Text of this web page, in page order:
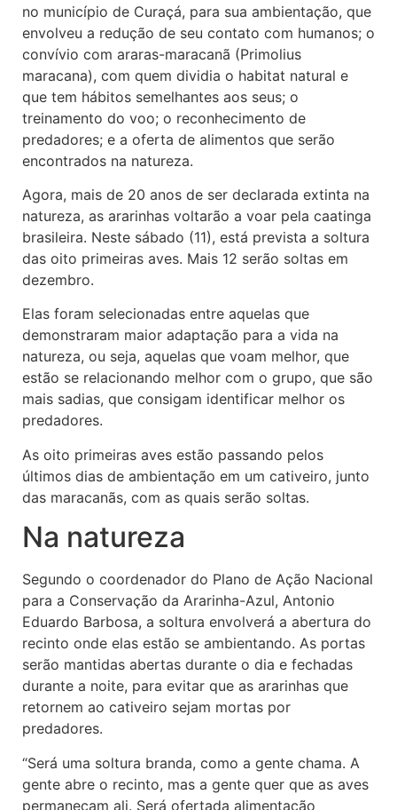
no município de Curaçá, para sua ambientação, que
envolveu a redução de seu contato com humanos; o
convívio com araras-maracanã (Primolius
maracana), com quem dividia o habitat natural e
que tem hábitos semelhantes aos seus; o
treinamento do voo; o reconhecimento de
predadores; e a oferta de alimentos que serão
encontrados na natureza.
Agora, mais de 20 anos de ser declarada extinta na
natureza, as ararinhas voltarão a voar pela caatinga
brasileira. Neste sábado (11), está prevista a soltura
das oito primeiras aves. Mais 12 serão soltas em
dezembro.
Elas foram selecionadas entre aquelas que
demonstraram maior adaptação para a vida na
natureza, ou seja, aquelas que voam melhor, que
estão se relacionando melhor com o grupo, que são
mais sadias, que consigam identificar melhor os
predadores.
As oito primeiras aves estão passando pelos
últimos dias de ambientação em um cativeiro, junto
das maracanãs, com as quais serão soltas.
Na natureza
Segundo o coordenador do Plano de Ação Nacional
para a Conservação da Ararinha-Azul, Antonio
Eduardo Barbosa, a soltura envolverá a abertura do
recinto onde elas estão se ambientando. As portas
serão mantidas abertas durante o dia e fechadas
durante a noite, para evitar que as ararinhas que
retornem ao cativeiro sejam mortas por
predadores.
“Será uma soltura branda, como a gente chama. A
gente abre o recinto, mas a gente quer que as aves
permaneçam ali. Será ofertada alimentação